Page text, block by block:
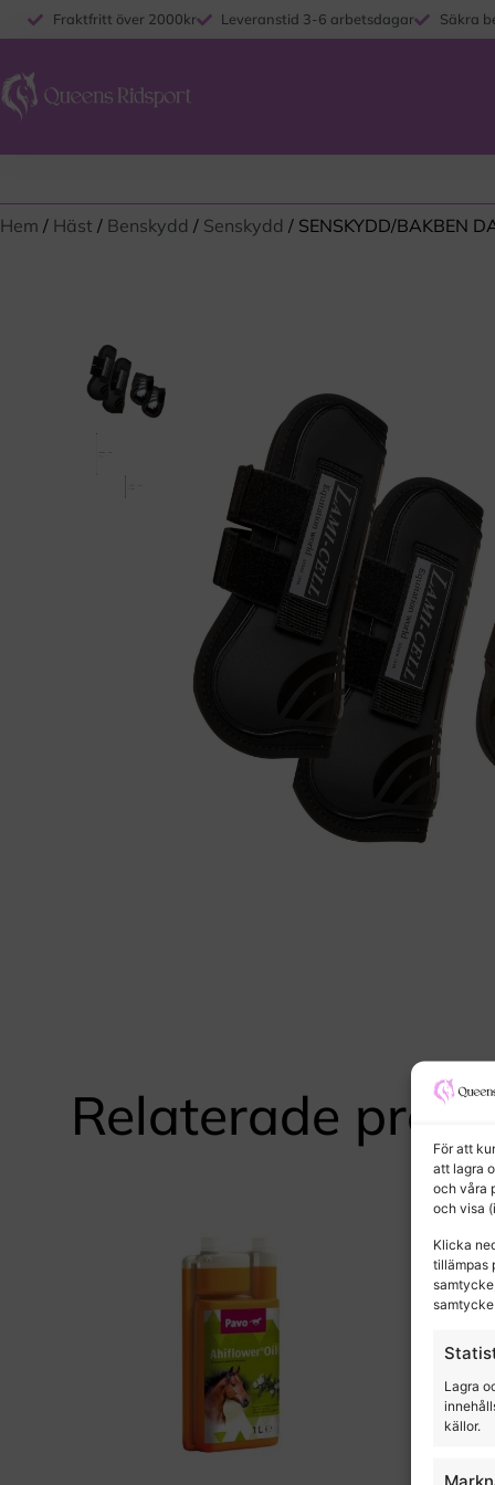
För att
att lagra
och våra
och visa
Klicka
tillämpas
Lagra
källor.
Fraktfritt över 2000kr Leveranstid 3-6 arbetsdagar Säkra
Hem / Häst / Benskydd / Senskydd / SENSKYDD/BAKBEN
Relaterade